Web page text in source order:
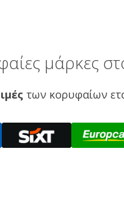
μάρκες
των κορυφαίων